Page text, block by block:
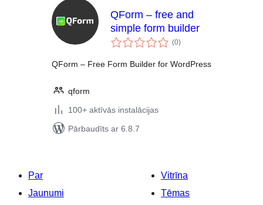
QForm – free and
simple form builder
(0vērtējumu
kopsumma
)
QForm – Free Form Builder for WordPress
qform
100+ aktīvās instalācijas
Pārbaudīts ar 6.8.7
Par
Jaunumi
Vitrīna
Tēmas